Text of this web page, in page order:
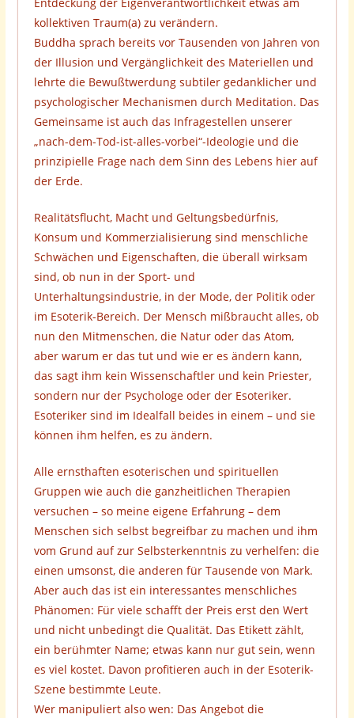
kollektiven Traum(a) zu verändern.
Buddha sprach bereits vor Tausenden von Jahren von
der Illusion und Vergänglichkeit des Materiellen und
lehrte die Bewußtwerdung subtiler gedanklicher und
psychologischer Mechanismen durch Meditation. Das
Gemeinsame ist auch das Infragestellen unserer
„nach-dem-Tod-ist-alles-vorbei“-Ideologie und die
prinzipielle Frage nach dem Sinn des Lebens hier auf
der Erde.
Realitätsflucht, Macht und Geltungsbedürfnis,
Konsum und Kommerzialisierung sind menschliche
Schwächen und Eigenschaften, die überall wirksam
sind, ob nun in der Sport- und
Unterhaltungsindustrie, in der Mode, der Politik oder
im Esoterik-Bereich. Der Mensch mißbraucht alles, ob
nun den Mitmenschen, die Natur oder das Atom,
aber warum er das tut und wie er es ändern kann,
das sagt ihm kein Wissenschaftler und kein Priester,
sondern nur der Psychologe oder der Esoteriker.
Esoteriker sind im Idealfall beides in einem – und sie
können ihm helfen, es zu ändern.
Alle ernsthaften esoterischen und spirituellen
Gruppen wie auch die ganzheitlichen Therapien
versuchen – so meine eigene Erfahrung – dem
Menschen sich selbst begreifbar zu machen und ihm
vom Grund auf zur Selbsterkenntnis zu verhelfen: die
einen umsonst, die anderen für Tausende von Mark.
Aber auch das ist ein interessantes menschliches
Phänomen: Für viele schafft der Preis erst den Wert
und nicht unbedingt die Qualität. Das Etikett zählt,
ein berühmter Name; etwas kann nur gut sein, wenn
es viel kostet. Davon profitieren auch in der Esoterik-
Szene bestimmte Leute.
Wer manipuliert also wen: Das Angebot die